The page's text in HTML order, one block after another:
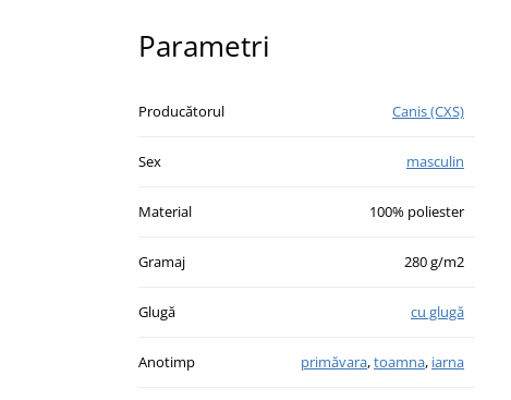
Parametri
Producătorul Canis (CXS)
Sex masculin
Material 100% poliester
Gramaj 280 g/m2
Glugă cu glugă
Anotimp primăvara,toamna, iarna